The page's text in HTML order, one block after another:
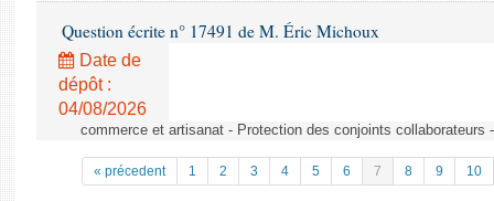
Question écrite n° 17491 de M. Éric Michoux
Date de
dépôt :
04/08/2026
commerce et artisanat - Protection des conjoints collaborateurs
« précedent 1 2 3 4 5 6 7 8 9 10